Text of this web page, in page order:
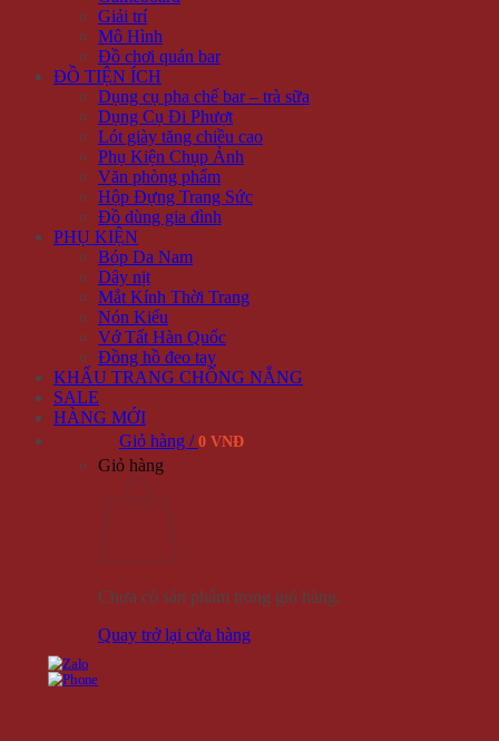
Giải trí
Mô Hình
Đồ chơi quán bar
ĐỒ TIỆN ÍCH
Dụng cụ pha chế bar – trà sữa
Dụng Cụ Đi Phượt
Lót giày tăng chiều cao
Phụ Kiện Chụp Ảnh
Văn phòng phẩm
Hộp Đựng Trang Sức
Đồ dùng gia đình
PHỤ KIỆN
Bóp Da Nam
Dây nịt
Mắt Kính Thời Trang
Nón Kiểu
Vớ Tất Hàn Quốc
Đồng hồ đeo tay
KHẨU TRANG CHỐNG NẮNG
SALE
HÀNG MỚI
Giỏ hàng / 0 VNĐ
Giỏ hàng
Chưa có sản phẩm trong giỏ hàng.
Quay trở lại cửa hàng